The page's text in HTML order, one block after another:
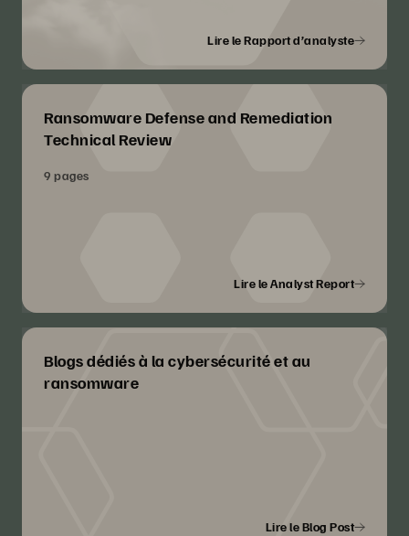
Lire le Rapport d’analyste
Ransomware Defense and Remediation
Technical Review
9 pages
Lire le Analyst Report
Blogs dédiés à la cybersécurité et au
ransomware
Lire le Blog Post